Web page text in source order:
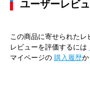
ユーザーレビ
この商品に寄せられたレ
レビューを評価するには
マイページの 購入履歴